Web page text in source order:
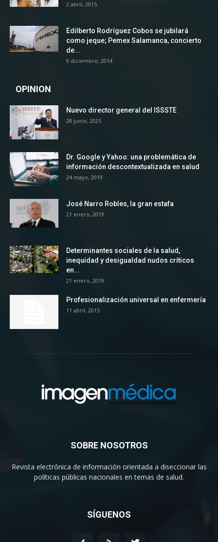
2 abril, 2015
Edilberto Rodríguez Cobos se jubilará
como jeque; Pemex Salamanca, concierto
de...
9 diciembre, 2014
OPINION
Nuevo director general del ISSSTE
28 junio, 2025
Dr. Google y Yahoo: una problemática de
información descontextualizada en salud
24 mayo, 2019
José Narro Robles, la gran estafa
21 enero, 2019
Determinantes sociales de la salud,
inequidad y desigualdad nudos críticos
en...
21 enero, 2019
Profesionalización universal en enfermería
11 abril, 2015
SOBRE NOSOTROS
Revista electrónica de información orientada a diseccionar las
políticas públicas nacionales en temas de salud.
SÍGUENOS